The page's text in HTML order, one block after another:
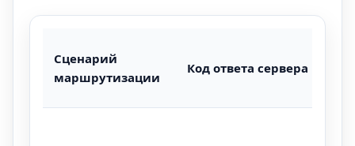
Сценарий
маршрутизации
Код ответа сервера